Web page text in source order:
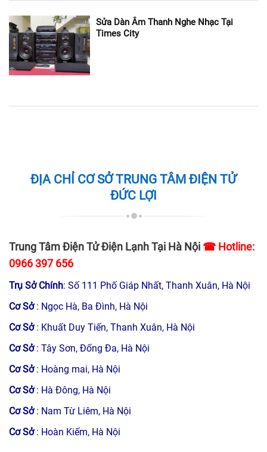
Sửa Dàn Âm Thanh Nghe Nhạc Tại
Times City
ĐỊA CHỈ CƠ SỞ TRUNG TÂM ĐIỆN TỬ
ĐỨC LỢI
Trung Tâm Điện Tử Điện Lạnh Tại Hà Nội ☎ Hotline:
0966 397 656
Trụ Sở Chính: Số 111 Phố Giáp Nhất, Thanh Xuân, Hà Nội
Cơ Sở : Ngọc Hà, Ba Đình, Hà Nội
Cơ Sở : Khuất Duy Tiến, Thanh Xuân, Hà Nội
Cơ Sở : Tây Sơn, Đống Đa, Hà Nội
Cơ Sở: Hoàng mai, Hà Nội
Cơ Sở : Hà Đông, Hà Nội
Cơ Sở : Nam Từ Liêm, Hà Nội
Cơ Sở : Hoàn Kiếm, Hà Nội